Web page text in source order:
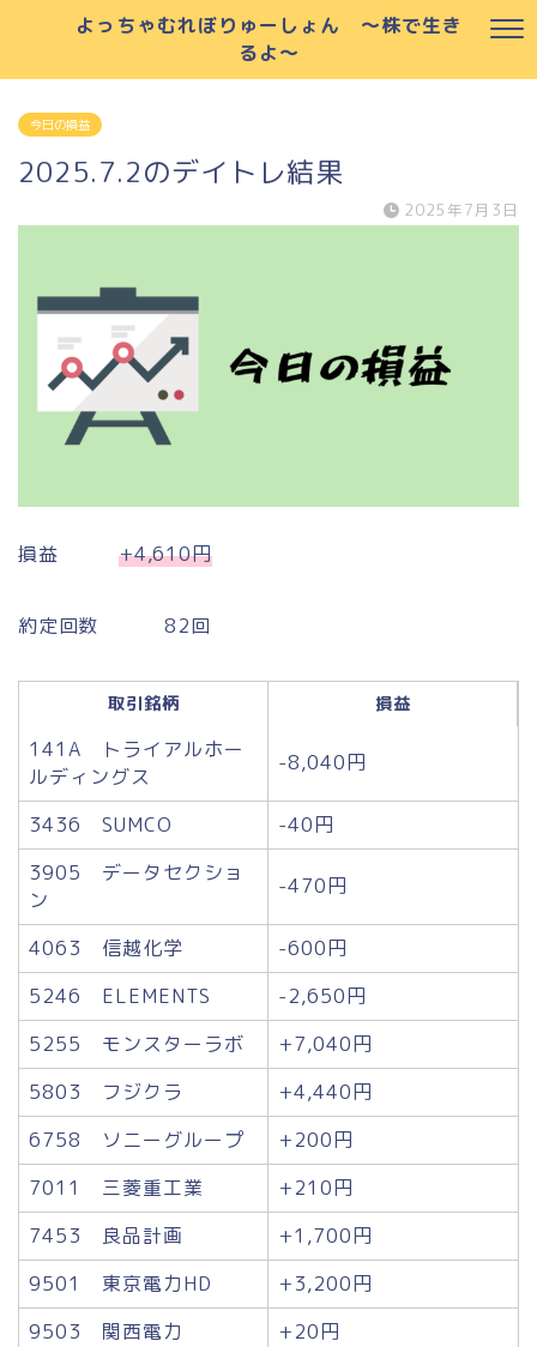
よっちゃむれぼりゅーしょん ～株で生き
るよ～
今日の損益
2025.7.2のデイトレ結果
2025年7月3日
損益 +4,610円
約定回数 82回
取引銘柄 損益
141A トライアルホー
ルディングス
-8,040円
3436 SUMCO
-40円
3905 データセクショ
ン
-470円
4063 信越化学
-600円
5246 ELEMENTS
-2,650円
5255 モンスターラボ
+7,040円
5803 フジクラ
+4,440円
6758 ソニーグループ
+200円
7011 三菱重工業
+210円
7453 良品計画
+1,700円
9501 東京電力HD
+3,200円
9503 関西電力
+20円